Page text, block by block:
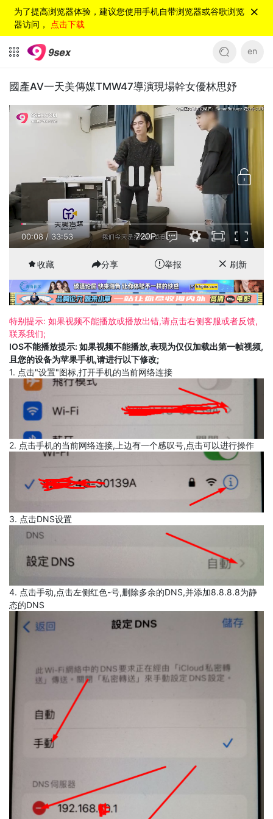
为了提高浏览器体验，建议您使用手机自带浏览器或谷歌浏览
器访问， 点击下载
en
國產AV一天美傳媒TMW47導演現場幹女優林思妤
00:08/33:53 720P
收藏 分享 举报 刷新
特别提示: 如果视频不能播放或播放出错,请点击右侧客服或者反馈,
联系我们;
IOS不能播放提示: 如果视频不能播放,表现为仅仅加载出第一帧视频,
且您的设备为苹果手机,请进行以下修改;
1. 点击"设置"图标,打开手机的当前网络连接
2. 点击手机的当前网络连接,上边有一个感叹号,点击可以进行操作
3. 点击DNS设置
4. 点击手动,点击左侧红色-号,删除多余的DNS,并添加8.8.8.8为静
态的DNS